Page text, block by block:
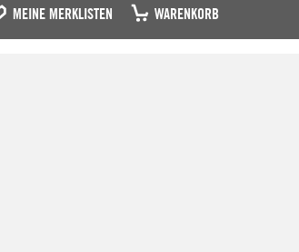
MEINE MERKLISTEN WARENKORB